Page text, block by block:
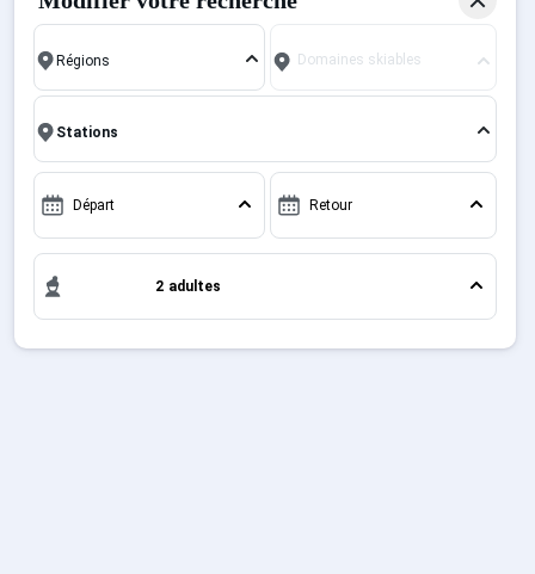
Sites CSE & Groupes
Montagne été
Français (FR)
moderne où vous pourrez mêler les plaisirs de la
immersion avec la beauté des paysages
montagnards. Pour un week-end ou pour 7 jours en
Club vacances Ski Plagne 1800 , en famille ou entre
amis, c'est l'occasion parfaite pour créer des
souvenirs uniques de vos vacances au ski.
Domaines skiables
Départ Retour
2 adultes